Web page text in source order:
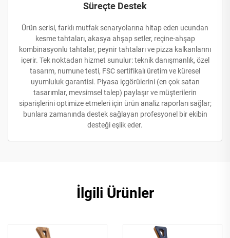
Süreçte Destek
Ürün serisi, farklı mutfak senaryolarına hitap eden ucundan
kesme tahtaları, akasya ahşap setler, reçine-ahşap
kombinasyonlu tahtalar, peynir tahtaları ve pizza kalkanlarını
içerir. Tek noktadan hizmet sunulur: teknik danışmanlık, özel
tasarım, numune testi, FSC sertifikalı üretim ve küresel
uyumluluk garantisi. Piyasa içgörülerini (en çok satan
tasarımlar, mevsimsel talep) paylaşır ve müşterilerin
siparişlerini optimize etmeleri için ürün analiz raporları sağlar;
bunlara zamanında destek sağlayan profesyonel bir ekibin
desteği eşlik eder.
İlgili Ürünler